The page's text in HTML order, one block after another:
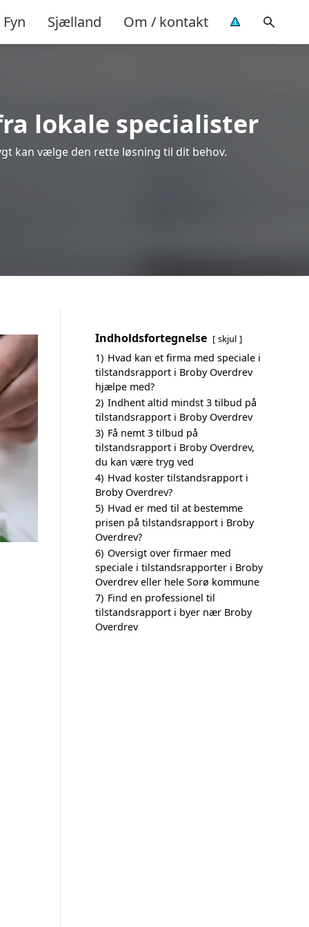
Fyn Sjælland Om / kontakt
lokale specialister
kan vælge den rette løsning til dit behov.
Indholdsfortegnelse skjul
1) Hvad kan et firma med speciale i
tilstandsrapport i Broby Overdrev
hjælpe med?
2) Indhent altid mindst 3 tilbud på
tilstandsrapport i Broby Overdrev
3) Få nemt 3 tilbud på
tilstandsrapport i Broby Overdrev,
du kan være tryg ved
4) Hvad koster tilstandsrapport i
Broby Overdrev?
5) Hvad er med til at bestemme
prisen på tilstandsrapport i Broby
Overdrev?
6) Oversigt over firmaer med
speciale i tilstandsrapporter i Broby
Overdrev eller hele Sorø kommune
7) Find en professionel til
tilstandsrapport i byer nær Broby
Overdrev